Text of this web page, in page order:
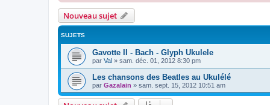
Nouveau sujet
SUJETS
Gavotte II - Bach - Glyph Ukulele
par Val » sam. déc. 01, 2012 8:30 pm
Les chansons des Beatles au Ukulélé
par Gazalain » sam. sept. 15, 2012 10:51 am